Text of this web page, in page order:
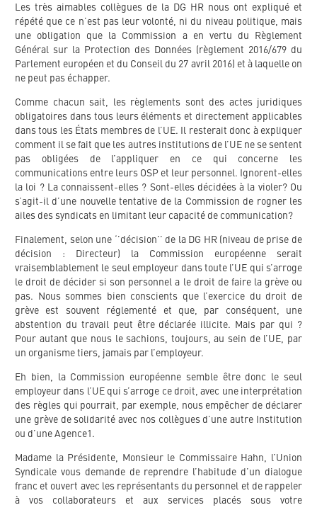
Les très aimables collègues de la DG HR nous ont expliqué et
répété que ce n’est pas leur volonté, ni du niveau politique, mais
une obligation que la Commission a en vertu du Règlement
Général sur la Protection des Données (règlement 2016/679 du
Parlement européen et du Conseil du 27 avril 2016) et à laquelle on
ne peut pas échapper.
Comme chacun sait, les règlements sont des actes juridiques
obligatoires dans tous leurs éléments et directement applicables
dans tous les États membres de l’UE. Il resterait donc à expliquer
comment il se fait que les autres institutions de l’UE ne se sentent
pas obligées de l’appliquer en ce qui concerne les
communications entre leurs OSP et leur personnel. Ignorent-elles
la loi ? La connaissent-elles ? Sont-elles décidées à la violer? Ou
s’agit-il d’une nouvelle tentative de la Commission de rogner les
ailes des syndicats en limitant leur capacité de communication?
Finalement, selon une ‘’décision’’ de la DG HR (niveau de prise de
décision : Directeur) la Commission européenne serait
vraisemblablement le seul employeur dans toute l’UE qui s’arroge
le droit de décider si son personnel a le droit de faire la grève ou
pas. Nous sommes bien conscients que l’exercice du droit de
grève est souvent réglementé et que, par conséquent, une
abstention du travail peut être déclarée illicite. Mais par qui ?
Pour autant que nous le sachions, toujours, au sein de l’UE, par
un organisme tiers, jamais par l’employeur.
Eh bien, la Commission européenne semble être donc le seul
employeur dans l’UE qui s’arroge ce droit, avec une interprétation
des règles qui pourrait, par exemple, nous empêcher de déclarer
une grève de solidarité avec nos collègues d’une autre Institution
ou d’une Agence1.
Madame la Présidente, Monsieur le Commissaire Hahn, l’Union
Syndicale vous demande de reprendre l’habitude d’un dialogue
franc et ouvert avec les représentants du personnel et de rappeler
à vos collaborateurs et aux services placés sous votre